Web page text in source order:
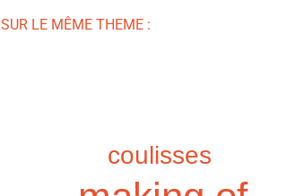
SUR LE MÊME THEME :
coulisses